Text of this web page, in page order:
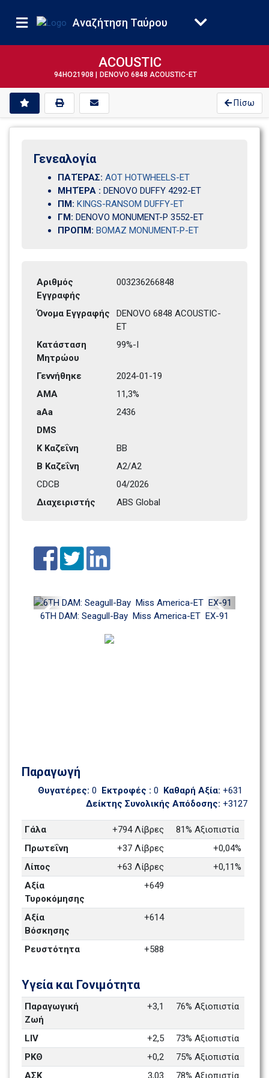
Αναζήτηση Ταύρου
ACOUSTIC
94HO21908 | DENOVO 6848 ACOUSTIC-ET
Πίσω
Γενεαλογία
ΠΑΤΈΡΑΣ: AOT HOTWHEELS-ET
ΜΗΤΈΡΑ : DENOVO DUFFY 4292-ET
ΠΜ: KINGS-RANSOM DUFFY-ET
ΓΜ: DENOVO MONUMENT-P 3552-ET
ΠΡΟΠΜ: BOMAZ MONUMENT-P-ET
Αριθμός
Εγγραφής
003236266848
Όνομα Εγγραφής
DENOVO 6848 ACOUSTIC-
ET
Κατάσταση
Μητρώου
99%-I
Γεννήθηκε
2024-01-19
ΑΜΑ
11,3%
aAa
2436
DMS
Κ Καζεΐνη
BB
Β Καζεΐνη
A2/A2
CDCB
04/2026
Διαχειριστής
ABS Global
6TH DAM: Seagull-Bay  Miss America-ET  EX-91
Previous Next
Παραγωγή
Θυγατέρες: 0 Εκτροφές : 0 Καθαρή Αξία: +631
Δείκτης Συνολικής Απόδοσης: +3127
Γάλα +794 Λίβρες
81% Αξιοπιστία
Πρωτεΐνη
+37 Λίβρες
+0,04%
Λίπος
+63 Λίβρες
+0,11%
Αξία
Τυροκόμησης
+649
Αξία
Βόσκησης
+614
Ρευστότητα +588
Υγεία και Γονιμότητα
Παραγωγική
Ζωή
+3,1 76% Αξιοπιστία
LIV +2,5
73% Αξιοπιστία
ΡΚΘ
+0,2
75% Αξιοπιστία
ΑΣΚ
3,03 78% Αξιοπιστία